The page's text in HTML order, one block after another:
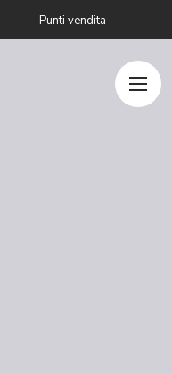
Punti vendita